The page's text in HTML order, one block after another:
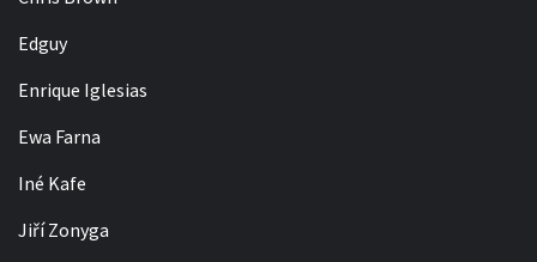
Edguy
Enrique Iglesias
Ewa Farna
Iné Kafe
Jiří Zonyga